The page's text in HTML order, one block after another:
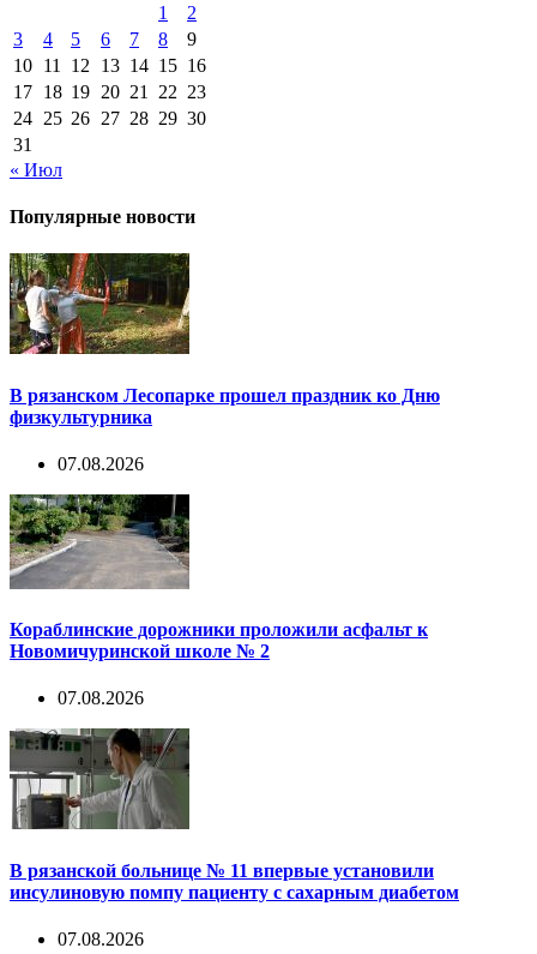
1
2
3
4 5 6 7 8
9
10 11 12 13 14 15 16
17 18 19 20 21 22 23
24 25 26 27 28 29 30
31
« Июл
Популярные новости
В рязанском Лесопарке прошел праздник ко Дню
физкультурника
07.08.2026
Кораблинские дорожники проложили асфальт к
Новомичуринской школе № 2
07.08.2026
В рязанской больнице № 11 впервые установили
инсулиновую помпу пациенту с сахарным диабетом
07.08.2026